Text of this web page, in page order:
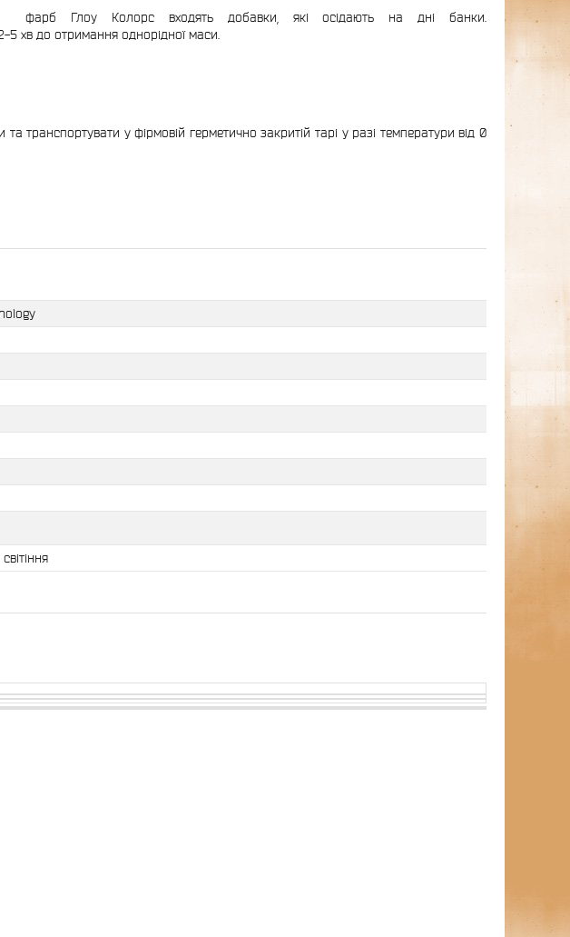
Глоу Колорс входять добавки, які осідають на дні банки.
хв до отримання однорідної маси.
та транспортувати у фірмовій герметично закритій тарі у разі температури від 0